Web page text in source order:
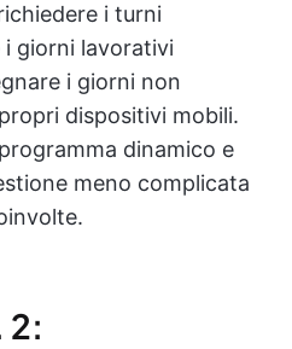
i turni
giorni lavorativi
i giorni non
dispositivi mobili.
dinamico e
meno complicata
2: